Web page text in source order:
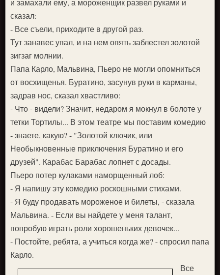
и замахали ему, а мороженщик развел руками и
сказал:
- Все съели, приходите в другой раз.
Тут занавес упал, и на нем опять заблестел золотой
зигзаг молнии.
Папа Карло, Мальвина, Пьеро не могли опомниться
от восхищенья. Буратино, засунув руки в карманы,
задрав нос, сказал хвастливо:
- Что - видели? Значит, недаром я мокнул в болоте у
тетки Тортилы... В этом театре мы поставим комедию
- знаете, какую? - "Золотой ключик, или
Необыкновенные приключения Буратино и его
друзей". Карабас Барабас лопнет с досады.
Пьеро потер кулаками наморщенный лоб:
- Я напишу эту комедию роскошными стихами.
- Я буду продавать мороженое и билеты, - сказала
Мальвина. - Если вы найдете у меня талант,
попробую играть роли хорошеньких девочек...
- Постойте, ребята, а учиться когда же? - спросил папа
Карло.
Все